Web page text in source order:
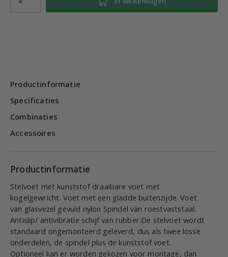
Productinformatie
Specificaties
Combinaties
Accessoires
Productinformatie
Stelvoet met kunststof draaibare voet met
kogelgewricht. Voet met een gladde buitenzijde. Voet
van glasvezel gevuld nylon Spindel van roestvaststaal.
Antislip/ antivibratie schijf van rubber.De stelvoet wordt
standaard ongemonteerd geleverd, dus als twee losse
onderdelen, de spindel plus de kunststof voet.
Optioneel kan er worden gekozen voor montage, dan